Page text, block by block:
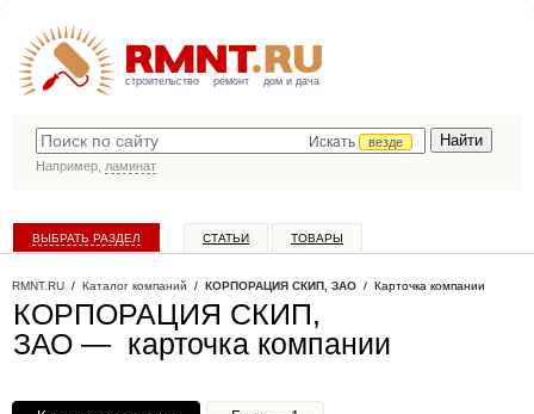
строительство ремонт дом и дача
Искать
везде
Например, ламинат
ВЫБРАТЬ РАЗДЕЛ СТАТЬИ ТОВАРЫ
RMNT.RU / Каталог компаний / КОРПОРАЦИЯ СКИП, ЗАО / Карточка компании
КОРПОРАЦИЯ СКИП,
ЗАО — карточка компании